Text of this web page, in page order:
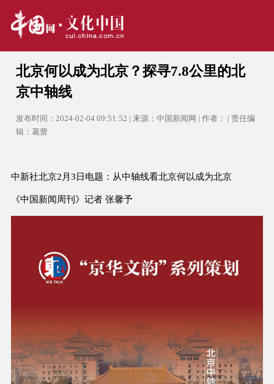
北京何以成为北京？探寻7.8公里的北
京中轴线
发布时间：2024-02-04 09:51:52 | 来源：中国新闻网 | 作者： | 责任编
辑：葛蕾
中新社北京2月3日电题：从中轴线看北京何以成为北京
《中国新闻周刊》记者 张馨予